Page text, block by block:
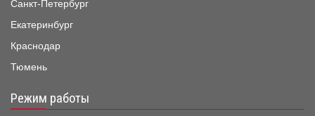
Санкт-Петербург
Екатеринбург
Краснодар
Тюмень
Режим работы